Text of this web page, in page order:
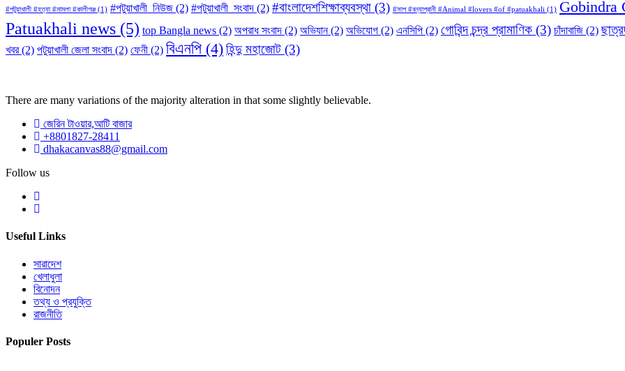
#পটুয়াখালী #হত্যা #মামলা #কালীগঞ্জ (1) #পটুয়াখালী_নিউজ (2) #পটুয়াখালী_সংবাদ (2) #বাংলাদেশশিক্ষাব্যবস্থা (3) #সাপ #বন্যাপ্রানী #Animal #lovers #of #patuakhali (1) Gobindra
Patuakhali news (5) top Bangla news (2) অপরাধ সংবাদ (2) অভিযান(2) অভিযোগ (2) এনসিপি (2) গোবিন্দ চন্দ্র প্রামাণিক (3) চাঁদাবাজি (2)
খবর(2) পটুয়াখালী জেলা সংবাদ (2) ফেনী (2) বিএনপি (4)হিন্দু মহাজোট (3)
There are many variations of the majority alteration in that some slightly believable.
জেরিন টাওয়ার,আটি বাজার
+8801827-28411
dhakacanvas88@gmail.com
Follow us
Useful Links
সারাদেশ
খেলাধুলা
বিনোদন
তথ্য ও প্রযুক্তি
রাজনীতি
Populer Posts